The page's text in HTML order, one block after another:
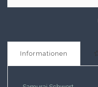
Informationen